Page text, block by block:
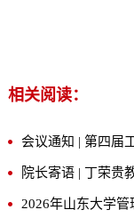
相关阅读：
会议通知 | 第四届
2026年山东大学